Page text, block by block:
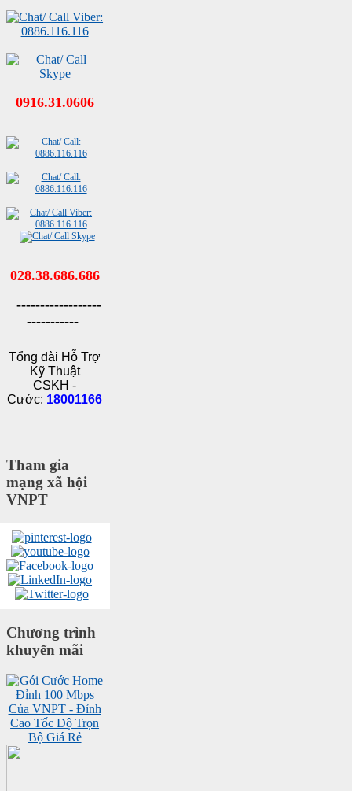
0916.31.0606
028.38.686.686
------------------
-----------
Tổng đài Hỗ Trợ
Kỹ Thuật
CSKH -
Cước: 18001166
Tham gia
mạng xã hội
VNPT
Chương trình
khuyến mãi